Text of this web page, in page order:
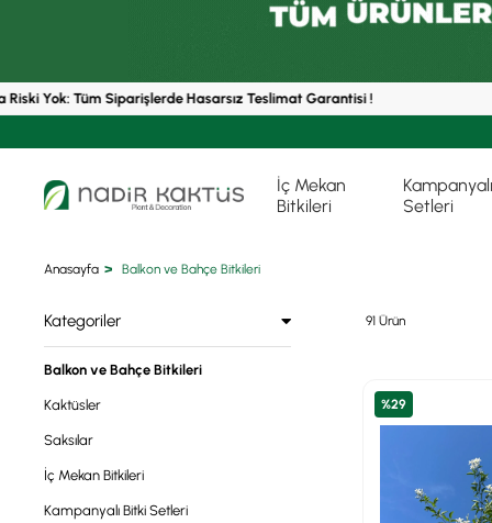
Yok: Tüm Siparişlerde Hasarsız Teslimat Garantisi !
İç Mekan
Bitkileri
Setleri
Anasayfa Balkon ve Bahçe Bitkileri
Kategoriler
Balkon ve Bahçe Bitkileri
Kaktüsler
Saksılar
İç Mekan Bitkileri
Kampanyalı Bitki Setleri
91 Ürün
%29